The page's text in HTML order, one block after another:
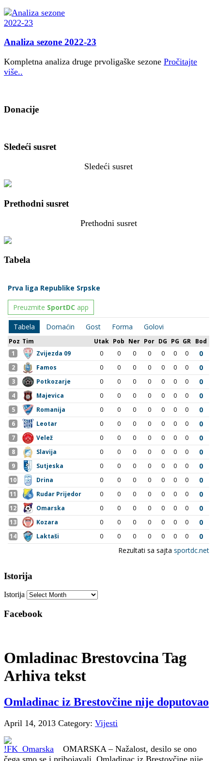
Analiza sezone 2022-23
Kompletna analiza druge prvoligaške sezone Pročitajte
više..
Donacije
Sledeći susret
Sledeći susret
Prethodni susret
Prethodni susret
Tabela
Istorija
Istorija
Facebook
Omladinac Brestovcina Tag
Arhiva tekst
Omladinac iz Brestovčine nije doputovao
April 14, 2013 Category: Vijesti
OMARSKA – Nažalost, desilo se ono
čega smo se i pribojavali. Omladinac iz Brestovčine nije